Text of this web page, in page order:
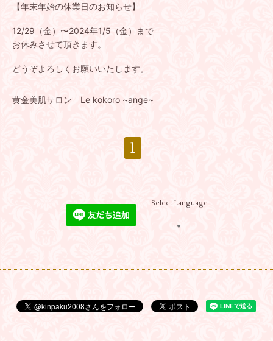
【年末年始の休業日のお知らせ】
12/29（金）〜2024年1/5（金）まで
お休みさせて頂きます。
どうぞよろしくお願いいたします。
黄金美肌サロン Le kokoro ~ange~
1
Select Language
▼